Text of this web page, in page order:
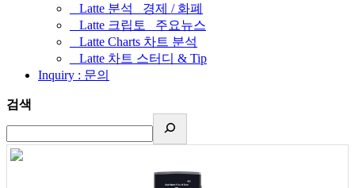
_ Latte 분석 _경제 / 화폐
_ Latte 크립토 _주요뉴스
_ Latte Charts 차트 분석
_ Latte 차트 스터디 & Tip
Inquiry : 문의
검색